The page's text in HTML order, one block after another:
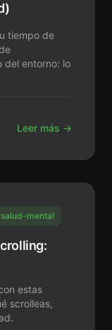
tiempo de
del entorno: lo
Leer más →
salud-mental
estas
scrolleas,